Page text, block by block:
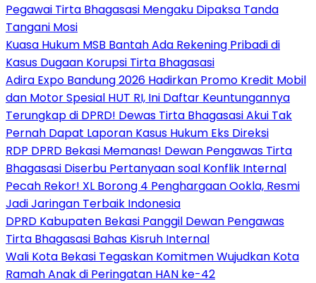
Pegawai Tirta Bhagasasi Mengaku Dipaksa Tanda
Tangani Mosi
Kuasa Hukum MSB Bantah Ada Rekening Pribadi di
Kasus Dugaan Korupsi Tirta Bhagasasi
Adira Expo Bandung 2026 Hadirkan Promo Kredit Mobil
dan Motor Spesial HUT RI, Ini Daftar Keuntungannya
Terungkap di DPRD! Dewas Tirta Bhagasasi Akui Tak
Pernah Dapat Laporan Kasus Hukum Eks Direksi
RDP DPRD Bekasi Memanas! Dewan Pengawas Tirta
Bhagasasi Diserbu Pertanyaan soal Konflik Internal
Pecah Rekor! XL Borong 4 Penghargaan Ookla, Resmi
Jadi Jaringan Terbaik Indonesia
DPRD Kabupaten Bekasi Panggil Dewan Pengawas
Tirta Bhagasasi Bahas Kisruh Internal
Wali Kota Bekasi Tegaskan Komitmen Wujudkan Kota
Ramah Anak di Peringatan HAN ke-42